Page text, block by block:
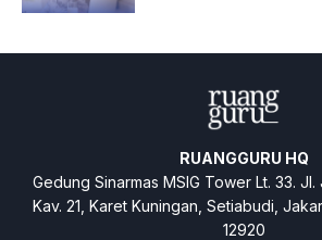
RUANGGURU HQ
Gedung Sinarmas MSIG Tower Lt. 33.
Kav. 21, Karet Kuningan, Setiabudi,
12920